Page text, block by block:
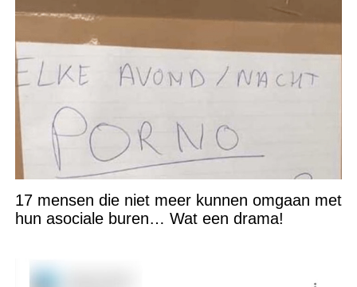
17 mensen die niet meer kunnen omgaan met
hun asociale buren… Wat een drama!